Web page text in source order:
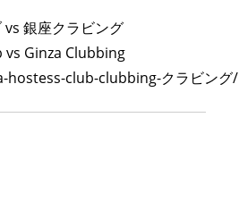
銀座クラビング
Ginza Clubbing
club-clubbing-クラビング/